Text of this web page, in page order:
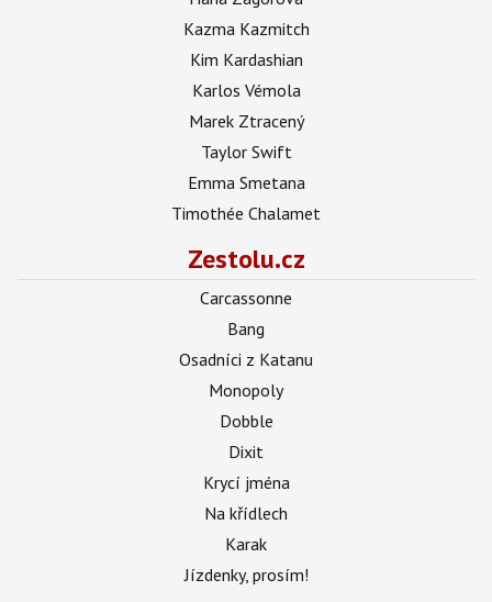
Kazma Kazmitch
Kim Kardashian
Karlos Vémola
Marek Ztracený
Taylor Swift
Emma Smetana
Timothée Chalamet
Zestolu.cz
Carcassonne
Bang
Osadníci z Katanu
Monopoly
Dobble
Dixit
Krycí jména
Na křídlech
Karak
Jízdenky, prosím!